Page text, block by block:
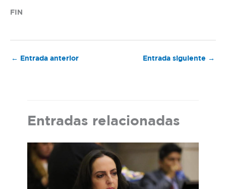
FIN
← Entrada anterior Entrada siguiente →
Entradas relacionadas